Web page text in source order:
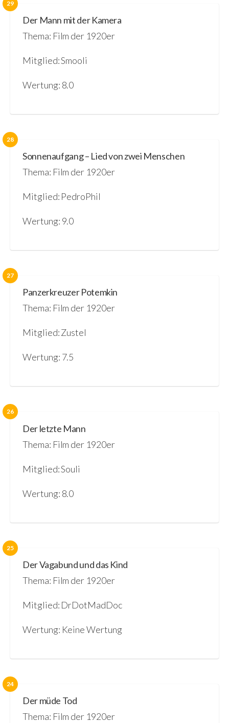
29
Der Mann mit der Kamera
Thema: Film der 1920er
Mitglied: Smooli
Wertung: 8.0
28
Sonnenaufgang – Lied von zwei Menschen
Thema: Film der 1920er
Mitglied: PedroPhil
Wertung: 9.0
27
Panzerkreuzer Potemkin
Thema: Film der 1920er
Mitglied: Zustel
Wertung: 7.5
26
Der letzte Mann
Thema: Film der 1920er
Mitglied: Souli
Wertung: 8.0
25
Der Vagabund und das Kind
Thema: Film der 1920er
Mitglied: DrDotMadDoc
Wertung: Keine Wertung
24
Der müde Tod
Thema: Film der 1920er